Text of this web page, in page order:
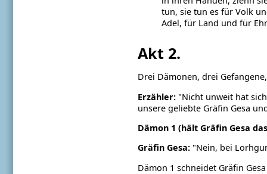
tun, sie tun es für Volk
Adel, für Land und für
Akt 2.
Drei Dämonen, drei
Erzähler:"Nicht unweit hat
unsere geliebte Gräfin Gesa
Dämon 1 (hält Gräfin Gesa
Gräfin Gesa:"Nein, bei
Dämon 1 schneidet Gräfin